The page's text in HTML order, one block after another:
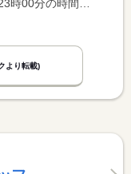
より転載)